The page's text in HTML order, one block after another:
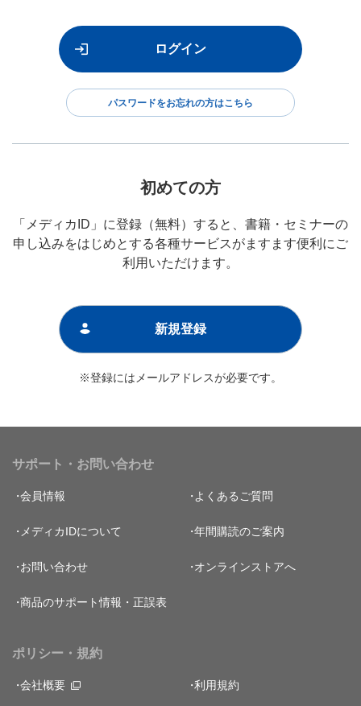
パスワードをお忘れの方はこちら
初めての方
「メディカID」に登録（無料）すると、書籍・セミナーの
申し込みをはじめとする各種サービスがますます便利にご
利用いただけます。
新規登録
※登録にはメールアドレスが必要です。
サポート・お問い合わせ
会員情報 よくあるご質問
メディカIDについて 年間購読のご案内
お問い合わせ オンラインストアへ
商品のサポート情報・正誤表
ポリシー・規約
会社概要 利用規約